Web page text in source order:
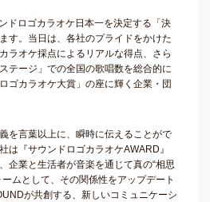
ドロゴカラオケ日本一を決定する「決
す。当日は、各社のプライドをかけた
ラオケ採点によるリアルな得点、さら
テージ」での全国の歌唱数を総合的に
ゴカラオケ大賞」の座に輝く企業・団
を言葉以上に、瞬時に伝えることがで
は『サウンドロゴカラオケAWARD』
企業と生活者が音楽を通じて真の“相思
ムとして、その関係性をアップデート
が共創する、新しいコミュニケーシ